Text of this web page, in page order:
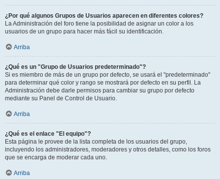
¿Por qué algunos Grupos de Usuarios aparecen en diferentes colores?
La Administración del foro tiene la posibilidad de asignar un color a los
usuarios de un grupo para hacer más fácil su identificación.
Arriba
¿Qué es un "Grupo de Usuarios predeterminado"?
Si es miembro de más de un grupo por defecto, se usará el "predeterminado"
para determinar qué color y rango se mostrará por defecto en su perfil. La
Administración debe darle permisos para cambiar su grupo por defecto
mediante su Panel de Control de Usuario.
Arriba
¿Qué es el enlace "El equipo"?
Esta página le provee de la lista completa de los usuarios del grupo,
incluyendo los administradores, moderadores y otros detalles, como los foros
que se encarga de moderar cada uno.
Arriba